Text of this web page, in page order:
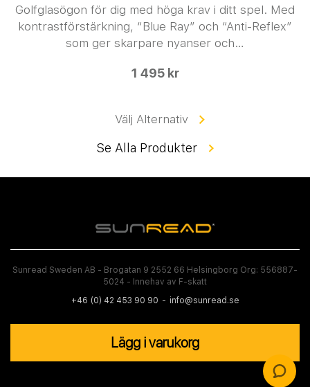
Lägg i varukorg
Golfglasögon för dig med höga krav i ditt spel. Med
kontrastförstärkning, “Blue Ray” och “Anti-Reflex”
som ger skarpare nyanser och…
1 495 kr
Välj Alternativ
Se Alla Produkter
Sunread Sweden AB - Brogatan 9 2552 66 Helsingborg Org: 556887-
5024 - Innehav av F-skatt
+46 (0) 42 453 90 90
info@sunread.se